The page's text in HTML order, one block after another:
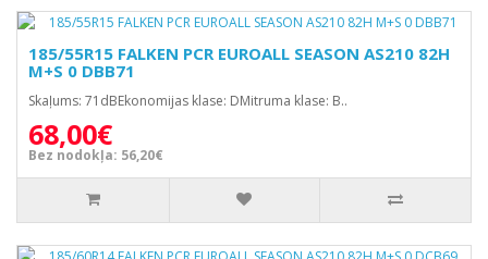
185/55R15 FALKEN PCR EUROALL SEASON AS210 82H
M+S 0 DBB71
Skaļums: 71dBEkonomijas klase: DMitruma klase: B..
68,00€
Bez nodokļa: 56,20€